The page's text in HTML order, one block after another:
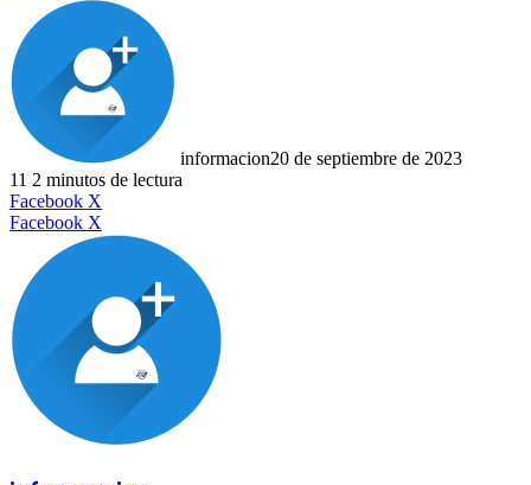
informacion20 de septiembre de 2023
11 2 minutos de lectura
Facebook X
Facebook X
por
electrónico